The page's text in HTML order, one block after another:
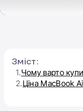
Зміст:
1.Чому варто
2.Ціна MacBook